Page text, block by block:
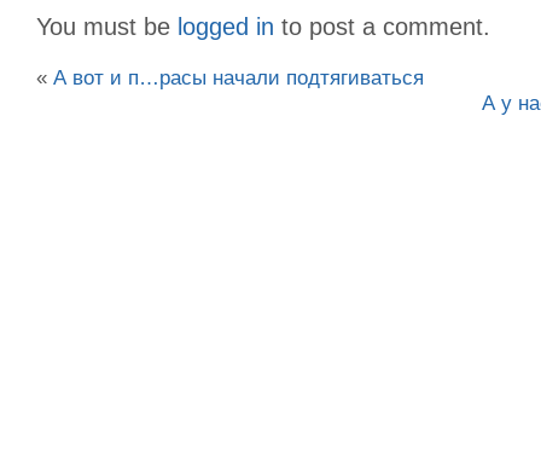
You must be logged in to post a comment.
« А вот и п…расы начали подтягиваться
А у